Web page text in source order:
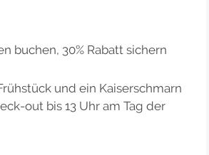
buchen, 30% Rabatt sichern
und ein Kaiserschmarn
out bis 13 Uhr am Tag der